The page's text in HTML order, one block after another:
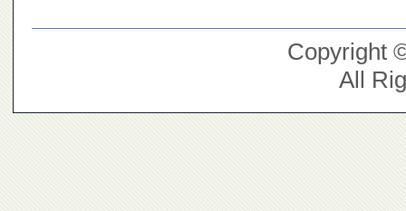
Copyright
All